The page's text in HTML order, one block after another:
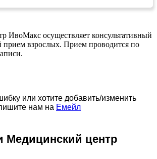
ИвоМакс осуществляет консультативный
прием взрослых. Прием проводится по
или хотите добавить/изменить
нам на Емейл
Медицинский центр